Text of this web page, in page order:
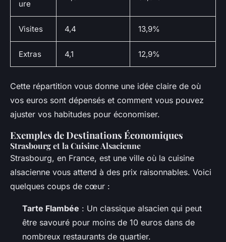
ure
Visites 4,4 13,9%
Extras 4,1 12,9%
Cette répartition vous donne une idée claire de où
vos euros sont dépensés et comment vous pouvez
ajuster vos habitudes pour économiser.
Exemples de Destinations Économiques
Strasbourg et la Cuisine Alsacienne
Strasbourg, en France, est une ville où la cuisine
alsacienne vous attend à des prix raisonnables. Voici
quelques coups de cœur :
Tarte Flambée : Un classique alsacien qui peut
être savouré pour moins de 10 euros dans de
nombreux restaurants de quartier.